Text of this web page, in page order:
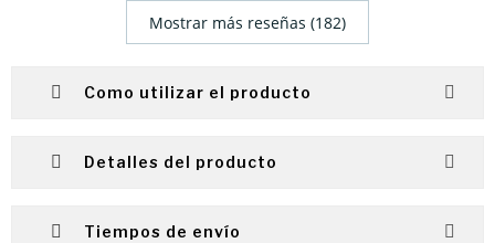
Mostrar más reseñas (182)
Como utilizar el producto
Detalles del producto
Tiempos de envío